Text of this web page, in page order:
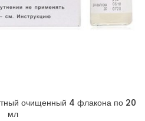
очищенный 4 флакона по 20
мл